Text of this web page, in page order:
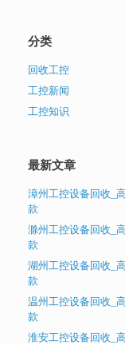
分类
回收工控
工控新闻
工控知识
最新文章
漳州工控设备回收_
款
滁州工控设备回收_
款
湖州工控设备回收_
款
温州工控设备回收_
款
淮安工控设备回收_